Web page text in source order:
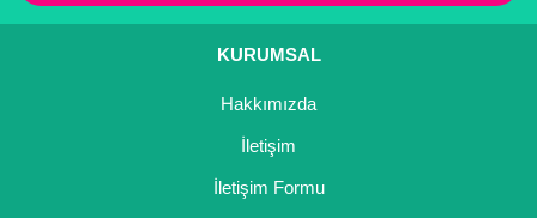
KURUMSAL
Hakkımızda
İletişim
İletişim Formu